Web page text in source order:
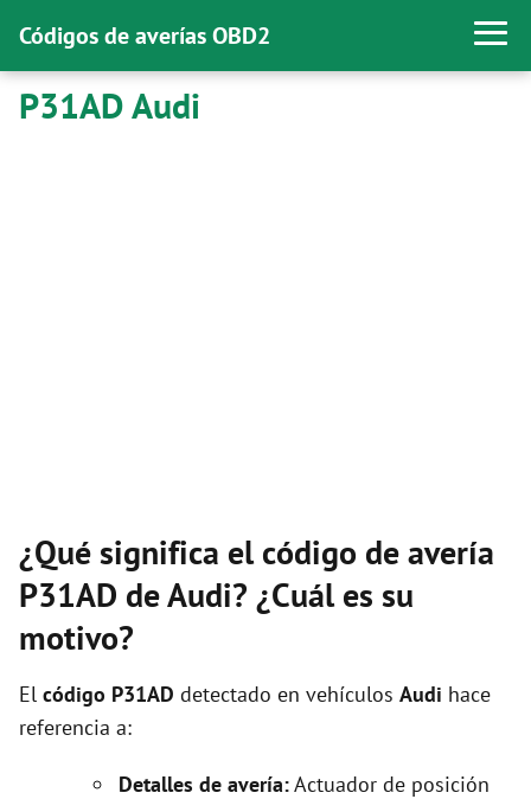
Códigos de averías OBD2
P31AD Audi
¿Qué significa el código de avería
P31AD de Audi? ¿Cuál es su
motivo?
El código P31AD detectado en vehículos Audi hace
referencia a:
Detalles de avería:Actuador de posición